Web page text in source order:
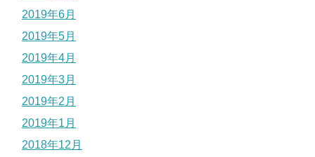
2019年6月
2019年5月
2019年4月
2019年3月
2019年2月
2019年1月
2018年12月